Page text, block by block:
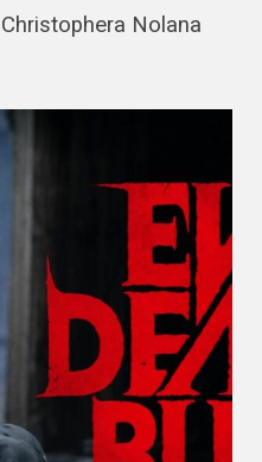
Nolana